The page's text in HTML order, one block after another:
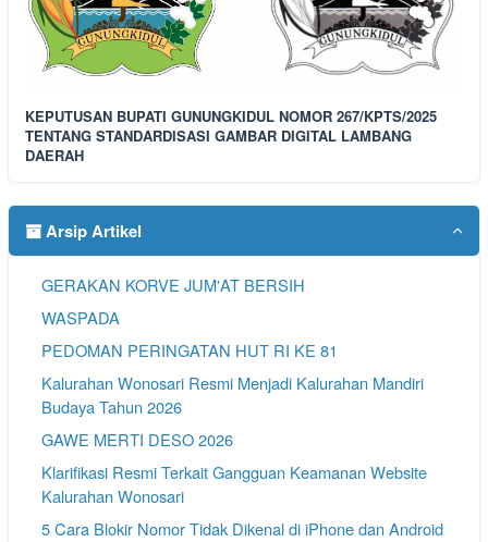
KEPUTUSAN BUPATI GUNUNGKIDUL NOMOR 267/KPTS/2025
TENTANG STANDARDISASI GAMBAR DIGITAL LAMBANG
DAERAH
Arsip Artikel
GERAKAN KORVE JUM'AT BERSIH
WASPADA
PEDOMAN PERINGATAN HUT RI KE 81
Kalurahan Wonosari Resmi Menjadi Kalurahan Mandiri
Budaya Tahun 2026
GAWE MERTI DESO 2026
Klarifikasi Resmi Terkait Gangguan Keamanan Website
Kalurahan Wonosari
5 Cara Blokir Nomor Tidak Dikenal di iPhone dan Android